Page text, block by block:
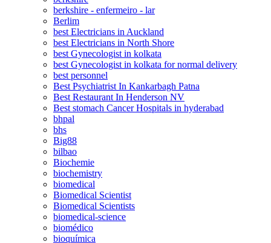
berkshire - enfermeiro - lar
Berlim
best Electricians in Auckland
best Electricians in North Shore
best Gynecologist in kolkata
best Gynecologist in kolkata for normal delivery
best personnel
Best Psychiatrist In Kankarbagh Patna
Best Restaurant In Henderson NV
Best stomach Cancer Hospitals in hyderabad
bhpal
bhs
Big88
bilbao
Biochemie
biochemistry
biomedical
Biomedical Scientist
Biomedical Scientists
biomedical-science
biomédico
bioquímica